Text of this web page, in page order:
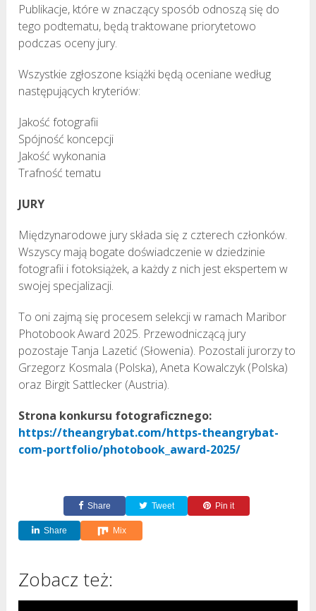
Publikacje, które w znaczący sposób odnoszą się do
tego podtematu, będą traktowane priorytetowo
podczas oceny jury.
Wszystkie zgłoszone książki będą oceniane według
następujących kryteriów:
Jakość fotografii
Spójność koncepcji
Jakość wykonania
Trafność tematu
JURY
Międzynarodowe jury składa się z czterech członków.
Wszyscy mają bogate doświadczenie w dziedzinie
fotografii i fotoksiążek, a każdy z nich jest ekspertem w
swojej specjalizacji.
To oni zajmą się procesem selekcji w ramach Maribor
Photobook Award 2025. Przewodniczącą jury
pozostaje Tanja Lazetić (Słowenia). Pozostali jurorzy to
Grzegorz Kosmala (Polska), Aneta Kowalczyk (Polska)
oraz Birgit Sattlecker (Austria).
Strona konkursu fotograficznego:
https://theangrybat.com/https-theangrybat-
com-portfolio/photobook_award-2025/
Share Tweet Pin it
Share Mix
Zobacz też: